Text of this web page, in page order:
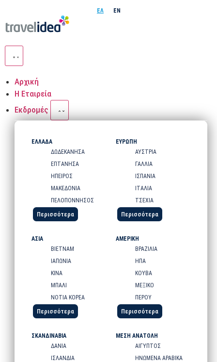
ΕΛ EN
Αρχική
Η Εταιρεία
Εκδρομές
ΕΛΛΑΔΑ
ΔΩΔΕΚΑΝΗΣΑ
ΕΠΤΑΝΗΣΑ
ΗΠΕΙΡΟΣ
ΜΑΚΕΔΟΝΙΑ
ΠΕΛΟΠΟΝΝΗΣΟΣ
Περισσότερα
ΕΥΡΩΠΗ
ΑΥΣΤΡΙΑ
ΓΑΛΛΙΑ
ΙΣΠΑΝΙΑ
ΙΤΑΛΙΑ
ΤΣΕΧΙΑ
Περισσότερα
ΑΣΙΑ
ΒΙΕΤΝΑΜ
ΙΑΠΩΝΙΑ
ΚΙΝΑ
ΜΠΑΛΙ
ΝΟΤΙΑ ΚΟΡΕΑ
Περισσότερα
ΑΜΕΡΙΚΗ
ΒΡΑΖΙΛΙΑ
ΗΠΑ
ΚΟΥΒΑ
ΜΕΞΙΚΟ
ΠΕΡΟΥ
Περισσότερα
ΣΚΑΝΔΙΝΑΒΙΑ
ΔΑΝΙΑ
ΙΣΛΑΝΔΙΑ
ΜΕΣΗ ΑΝΑΤΟΛΗ
ΑΙΓΥΠΤΟΣ
ΗΝΩΜΕΝΑ ΑΡΑΒΙΚΑ